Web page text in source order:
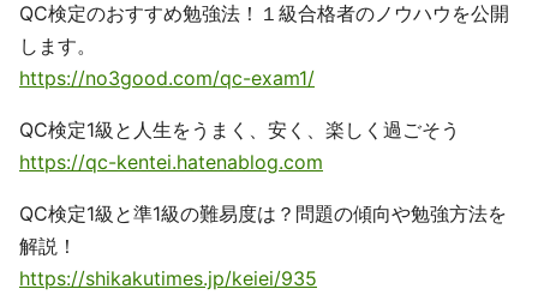
QC検定のおすすめ勉強法！１級合格者のノウハウを公開
します。
https://no3good.com/qc-exam1/
QC検定1級と人生をうまく、安く、楽しく過ごそう
https://qc-kentei.hatenablog.com
QC検定1級と準1級の難易度は？問題の傾向や勉強方法を
解説！
https://shikakutimes.jp/keiei/935